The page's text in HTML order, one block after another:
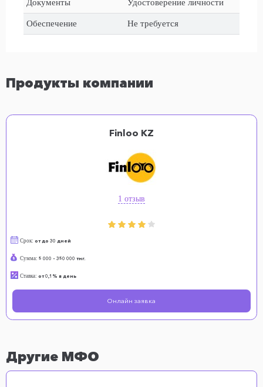
Документы Удостоверение личности
Обеспечение Не требуется
Продукты компании
Finloo KZ
1 отзыв
Срок: от до 30 дней
Сумма: 5 000 - 350 000 тнг.
Ставка: от 0,1% в день
Онлайн заявка
Другие МФО